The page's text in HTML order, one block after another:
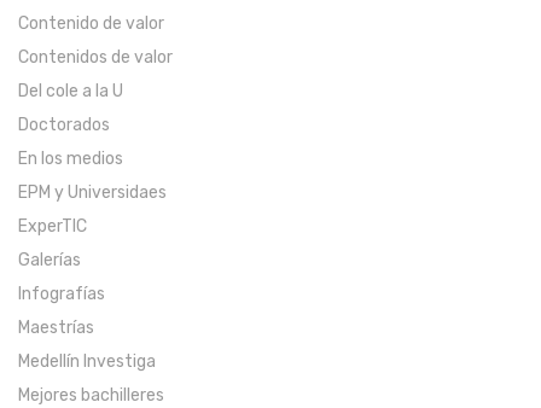
Contenido de valor
Contenidos de valor
Del cole a la U
Doctorados
En los medios
EPM y Universidaes
ExperTIC
Galerías
Infografías
Maestrías
Medellín Investiga
Mejores bachilleres